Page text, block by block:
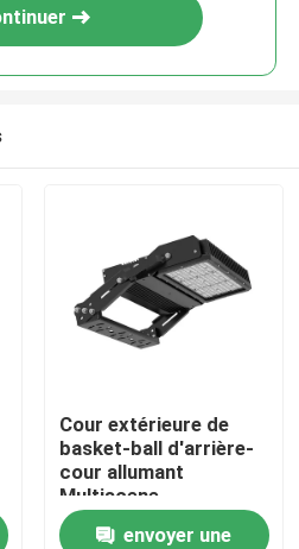
Cour extérieure de
basket-ball d'arrière-
cour allumant
Multiscene
imperméable
envoyer une